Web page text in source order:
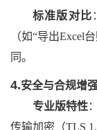
标准版对比
（如“导出Excel
同。
4.安全与合规增
专业版特性
传输加密（TLS